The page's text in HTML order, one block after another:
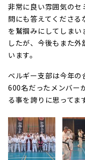
非常に良い雰囲気のセ
問にも答えてくださ
を鷲掴みにしてしま
したが、今後もまた
います。
ベルギー支部は今年
600名だったメンバー
る事を誇りに思ってま